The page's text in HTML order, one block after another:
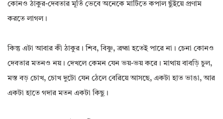
কোনও ঠাকুর-দেবতার মূর্তি ভেবে অনেকে মাটিতে কপাল ছুঁইয়ে প্রণাম
করতে লাগল।
কিন্তু এটা আবার কী ঠাকুর। শিব, বিষ্ণু, ব্রহ্মা হতেই পারে না। চেনা কোনও
দেবতার মতনও নয়। দেখলে কেমন যেন ভয়-ভয় করে। মাথায় বাবড়ি চুল,
মস্ত বড় চোখ, চোখ দুটো যেন ঠেলে বেরিয়ে আসছে, একটা হাত ভাঙা, আর
একটা হাতে গদার মতন একটা কিছু।